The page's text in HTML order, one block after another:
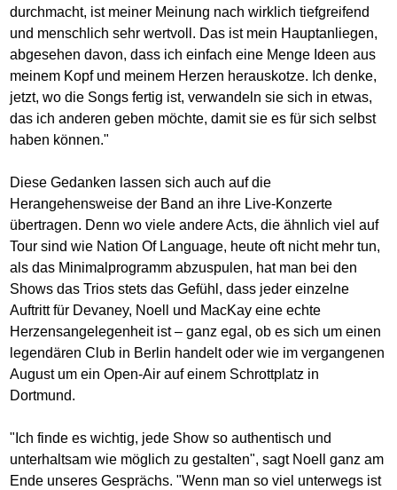
durchmacht, ist meiner Meinung nach wirklich tiefgreifend
und menschlich sehr wertvoll. Das ist mein Hauptanliegen,
abgesehen davon, dass ich einfach eine Menge Ideen aus
meinem Kopf und meinem Herzen herauskotze. Ich denke,
jetzt, wo die Songs fertig ist, verwandeln sie sich in etwas,
das ich anderen geben möchte, damit sie es für sich selbst
haben können."
Diese Gedanken lassen sich auch auf die
Herangehensweise der Band an ihre Live-Konzerte
übertragen. Denn wo viele andere Acts, die ähnlich viel auf
Tour sind wie Nation Of Language, heute oft nicht mehr tun,
als das Minimalprogramm abzuspulen, hat man bei den
Shows das Trios stets das Gefühl, dass jeder einzelne
Auftritt für Devaney, Noell und MacKay eine echte
Herzensangelegenheit ist – ganz egal, ob es sich um einen
legendären Club in Berlin handelt oder wie im vergangenen
August um ein Open-Air auf einem Schrottplatz in
Dortmund.
"Ich finde es wichtig, jede Show so authentisch und
unterhaltsam wie möglich zu gestalten", sagt Noell ganz am
Ende unseres Gesprächs. "Wenn man so viel unterwegs ist